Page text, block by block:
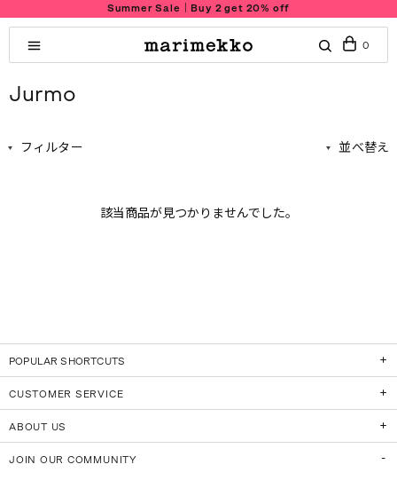
Summer Sale｜Buy 2 get 20% off
0
Jurmo
フィルター 並べ替え
該当商品が見つかりませんでした。
POPULAR SHORTCUTS
CUSTOMER SERVICE
ABOUT US
JOIN OUR COMMUNITY